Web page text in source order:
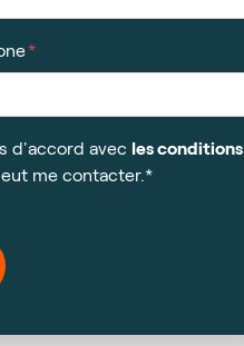
d'accord avec les conditions
me contacter.*